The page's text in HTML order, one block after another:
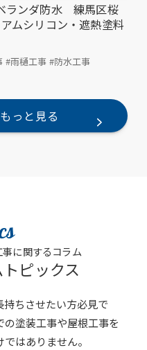
ランダ防水 練馬区桜
ムシリコン・遮熱塗料
#雨樋工事 #防水工事
っと見る
に関するコラム
ピックス
ちさせたい方必見で
塗装工事や屋根工事を
はありません。